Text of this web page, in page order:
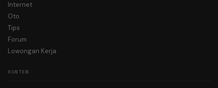
Internet
Oto
Tips
Forum
Lowongan Kerja
KONTEN